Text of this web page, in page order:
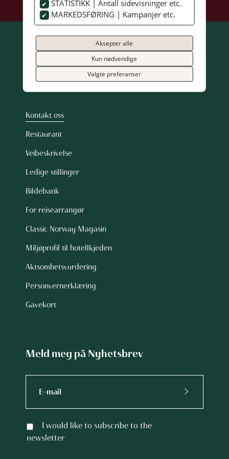
STATISTIKK | Antall sidevisninger etc.
MARKEDSFØRING | Kampanjer etc.
Aksepter alle
Kun nødvendige
Valgte preferanser
Kontakt oss
Restaurant
Veibeskrivelse
Ledige stillinger
Bildebank
For reisearrangør
Classic Norway Magasin
Miljøprofil til hotellkjeden
Aktsomhetsvurdering
Personvernerklæring
Gavekort
Meld meg på Nyhetsbrev
I would like to subscribe to the
newsletter